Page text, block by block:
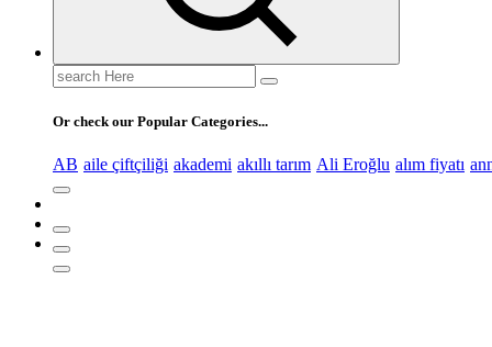
Search
for:
Or check our Popular Categories...
AB aile çiftçiliği akademi akıllı tarım Ali Eroğlu alım fiyatı